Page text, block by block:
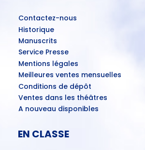
Contactez-nous
Historique
Manuscrits
Service Presse
Mentions légales
Meilleures ventes mensuelles
Conditions de dépôt
Ventes dans les théâtres
A nouveau disponibles
EN CLASSE